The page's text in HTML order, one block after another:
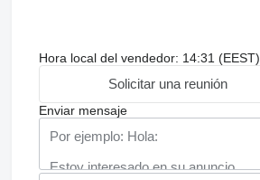
Hora local del vendedor: 14:31 (EEST)
Solicitar una reunión
Enviar mensaje